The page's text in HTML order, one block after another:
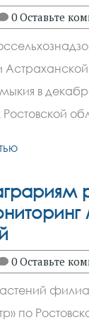
0 Оставьте
в
0 Оставьте
по